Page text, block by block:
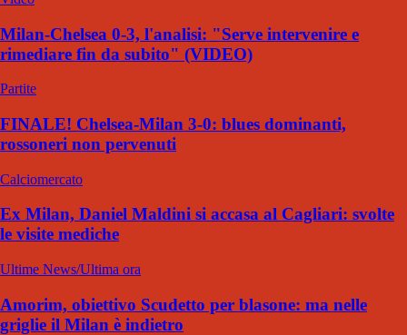
Milan-Chelsea 0-3, l'analisi: "Serve intervenire e
rimediare fin da subito" (VIDEO)
Partite
FINALE! Chelsea-Milan 3-0: blues dominanti,
rossoneri non pervenuti
Calciomercato
Ex Milan, Daniel Maldini si accasa al Cagliari: svolte
le visite mediche
Ultime News/Ultima ora
Amorim, obiettivo Scudetto per blasone: ma nelle
griglie il Milan è indietro